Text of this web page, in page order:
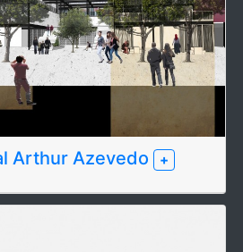
Arthur Azevedo +